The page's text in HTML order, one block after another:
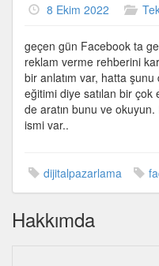
8 Ekim 2022
geçen gün Facebook ta
reklam verme rehberini
bir anlatım var, hatta
eğitimi diye satılan bir
de aratın bunu ve
ismi var..
dijitalpazarlama
Hakkımda